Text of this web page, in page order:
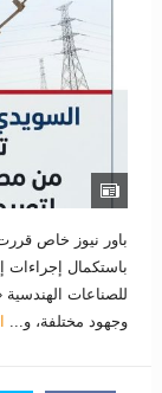
باور نيوز خاص
باستكمال إجراءات
للصناعات
وجهود مختلفة، و...